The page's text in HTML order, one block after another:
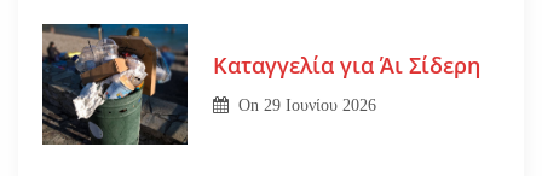
Καταγγελία για Άι Σίδερη
On 29 Ιουνίου 2026